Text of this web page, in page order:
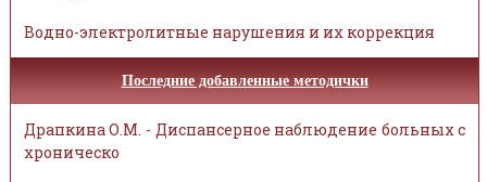
Водно-электролитные нарушения и их коррекция
Последние добавленные методички
Драпкина О.М. - Диспансерное наблюдение больных с
хроническо